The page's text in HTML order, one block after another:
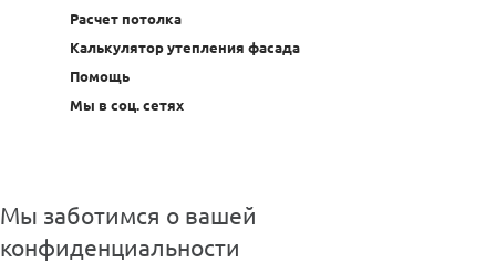
Расчет потолка
Калькулятор утепления фасада
Помощь
Мы в соц. сетях
Мы заботимся о вашей
конфиденциальности